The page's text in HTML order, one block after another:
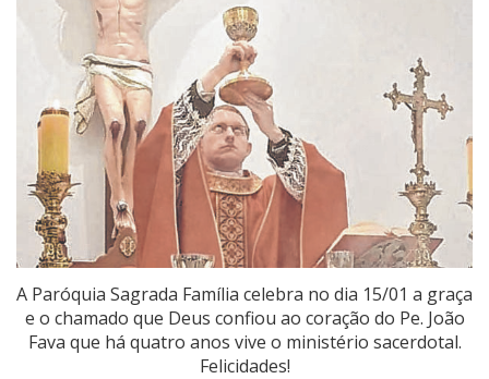
A Paróquia Sagrada Família celebra no dia 15/01 a graça
e o chamado que Deus confiou ao coração do Pe. João
Fava que há quatro anos vive o ministério sacerdotal.
Felicidades!